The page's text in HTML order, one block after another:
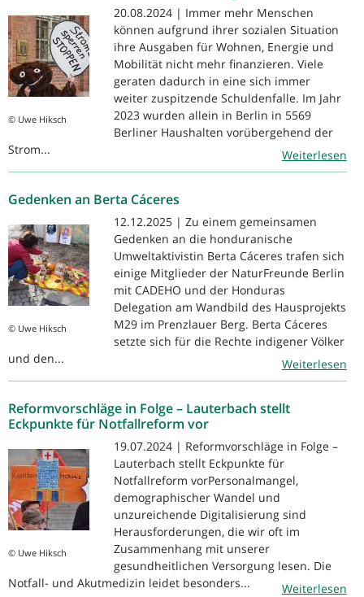
© Uwe Hiksch
20.08.2024 | Immer mehr Menschen
können aufgrund ihrer sozialen Situation
ihre Ausgaben für Wohnen, Energie und
Mobilität nicht mehr finanzieren. Viele
geraten dadurch in eine sich immer
weiter zuspitzende Schuldenfalle. Im Jahr
2023 wurden allein in Berlin in 5569
Berliner Haushalten vorübergehend der
Strom...
Weiterlesen
Gedenken an Berta Cáceres
© Uwe Hiksch
12.12.2025 | Zu einem gemeinsamen
Gedenken an die honduranische
Umweltaktivistin Berta Cáceres trafen sich
einige Mitglieder der NaturFreunde Berlin
mit CADEHO und der Honduras
Delegation am Wandbild des Hausprojekts
M29 im Prenzlauer Berg. Berta Cáceres
setzte sich für die Rechte indigener Völker
und den...
Weiterlesen
Reformvorschläge in Folge – Lauterbach stellt
Eckpunkte für Notfallreform vor
© Uwe Hiksch
19.07.2024 | Reformvorschläge in Folge –
Lauterbach stellt Eckpunkte für
Notfallreform vorPersonalmangel,
demographischer Wandel und
unzureichende Digitalisierung sind
Herausforderungen, die wir oft im
Zusammenhang mit unserer
gesundheitlichen Versorgung lesen. Die
Notfall- und Akutmedizin leidet besonders...
Weiterlesen